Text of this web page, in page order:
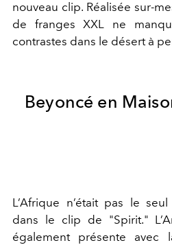
nouveau clip. Réalisée sur-
de franges XXL ne
contrastes dans le désert à
Beyoncé en
L’Afrique n’était pas le
dans le clip de "Spirit."
également présente avec